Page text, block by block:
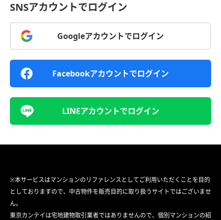
SNSアカウントでログイン
Googleアカウントでログイン
Facebookアカウントでログイン
LINEアカウントでログイン
※本サービスはマンションのリファレンスとしてご利用いただくことを目的
としておりますので、中古物件を販売目的に取り扱うサイトではございませ
ん。
東京カンテイは宅地建物取引業者ではありませんので、個別マンションの紹